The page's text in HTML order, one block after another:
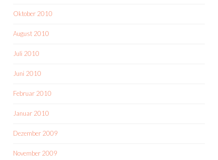
Oktober 2010
August 2010
Juli 2010
Juni 2010
Februar 2010
Januar 2010
Dezember 2009
November 2009